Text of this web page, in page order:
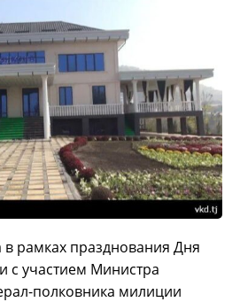
в рамках празднования Дня
с участием Министра
полковника милиции